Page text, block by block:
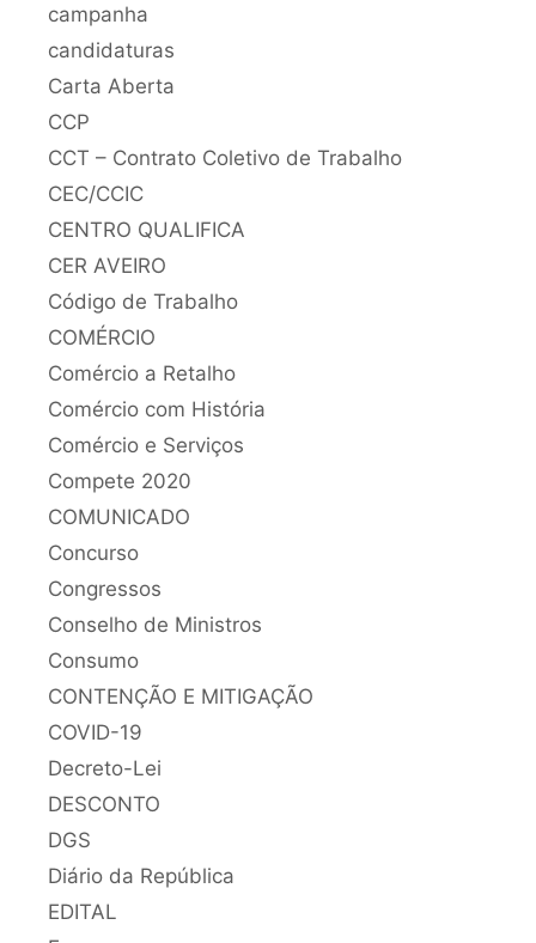
campanha
candidaturas
Carta Aberta
CCP
CCT – Contrato Coletivo de Trabalho
CEC/CCIC
CENTRO QUALIFICA
CER AVEIRO
Código de Trabalho
COMÉRCIO
Comércio a Retalho
Comércio com História
Comércio e Serviços
Compete 2020
COMUNICADO
Concurso
Congressos
Conselho de Ministros
Consumo
CONTENÇÃO E MITIGAÇÃO
COVID-19
Decreto-Lei
DESCONTO
DGS
Diário da República
EDITAL